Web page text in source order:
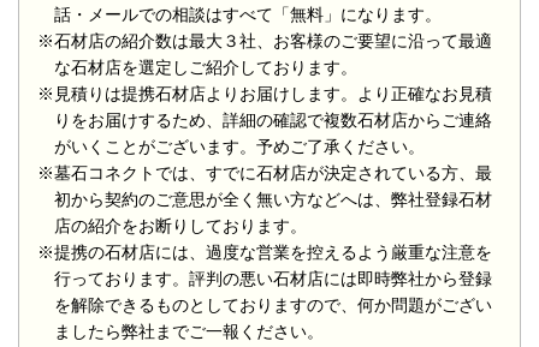
話・メールでの相談はすべて「無料」になります。
※石材店の紹介数は最大３社、お客様のご要望に沿って最適
な石材店を選定しご紹介しております。
※見積りは提携石材店よりお届けします。より正確なお見積
りをお届けするため、詳細の確認で複数石材店からご連絡
がいくことがございます。予めご了承ください。
※墓石コネクトでは、すでに石材店が決定されている方、最
初から契約のご意思が全く無い方などへは、弊社登録石材
店の紹介をお断りしております。
※提携の石材店には、過度な営業を控えるよう厳重な注意を
行っております。評判の悪い石材店には即時弊社から登録
を解除できるものとしておりますので、何か問題がござい
ましたら弊社までご一報ください。